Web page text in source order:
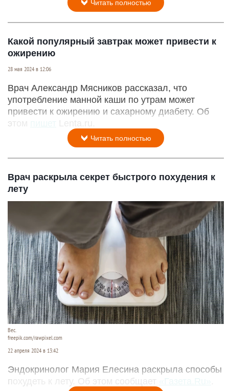
Читать полностью
Какой популярный завтрак может привести к
ожирению
28 мая 2024 в 12:06
Врач Александр Мясников рассказал, что
употребление манной каши по утрам может
привести к ожирению и сахарному диабету. Об
этом
Lenta.ru.
Читать полностью
Врач раскрыла секрет быстрого похудения к
лету
Вес.
freepik.com/rawpixel.com
22 апреля 2024 в 13:42
Эндокринолог Мария Елесина раскрыла способы
похудеть к лету. Об этом сообщает
«Газета.Ru»